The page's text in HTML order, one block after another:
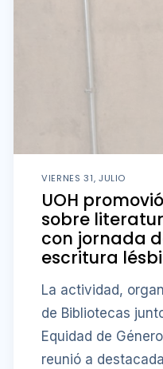
VIERNES 31, JULIO
UOH
sobre
con jornada
escritura
La actividad,
de Bibliotecas
Equidad de
reunió a